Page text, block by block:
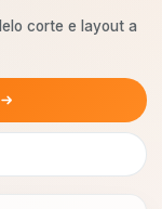
corte e layout a